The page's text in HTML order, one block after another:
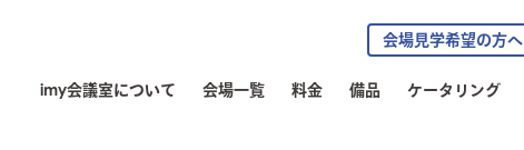
会場見学希望の方へ
imy会議室について 会場一覧 料金 備品 ケータリング